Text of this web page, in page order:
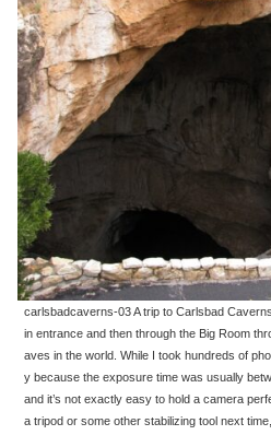
carlsbadcaverns-03 A trip to Carlsbad
in entrance and then through the Big Room
aves in the world. While I took hundreds of
y because the exposure time was usually
and it’s not exactly easy to hold a camera
a tripod or some other stabilizing tool next